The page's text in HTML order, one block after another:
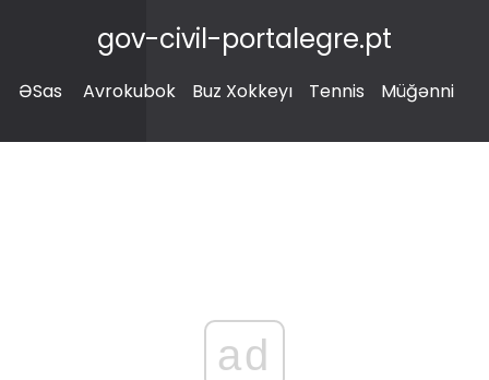
gov-civil-portalegre.pt
ƏSas Avrokubok Buz Xokkeyı Tennis Müğənni
ad